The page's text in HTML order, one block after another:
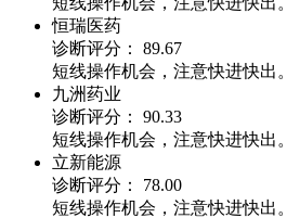
恒瑞医药
诊断评分：
89.67
短线操作机会，注意快进快出。
九洲药业
诊断评分：
90.33
短线操作机会，注意快进快出。
立新能源
诊断评分：
78.00
短线操作机会，注意快进快出。